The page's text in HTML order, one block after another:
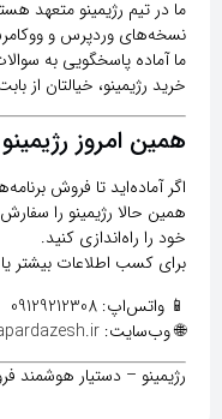
ما در تیم رژیمینو متعهد
نسخه‌های وردپرس و
ما آماده پاسخگویی به
خرید رژیمینو، خیالتان از
همین امروز
اگر آماده‌اید تا فروش
همین حالا رژیمینو را
خود را راه‌اندازی کنید.
برای کسب اطلاعات بیشتر یا
📱 واتس‌اپ: 09129212308
🌐 وب‌سایت:
رژیمینو – دستیار هوشمند